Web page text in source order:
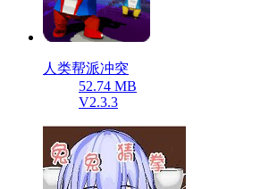
人类帮派冲突
52.74 MB
V2.3.3